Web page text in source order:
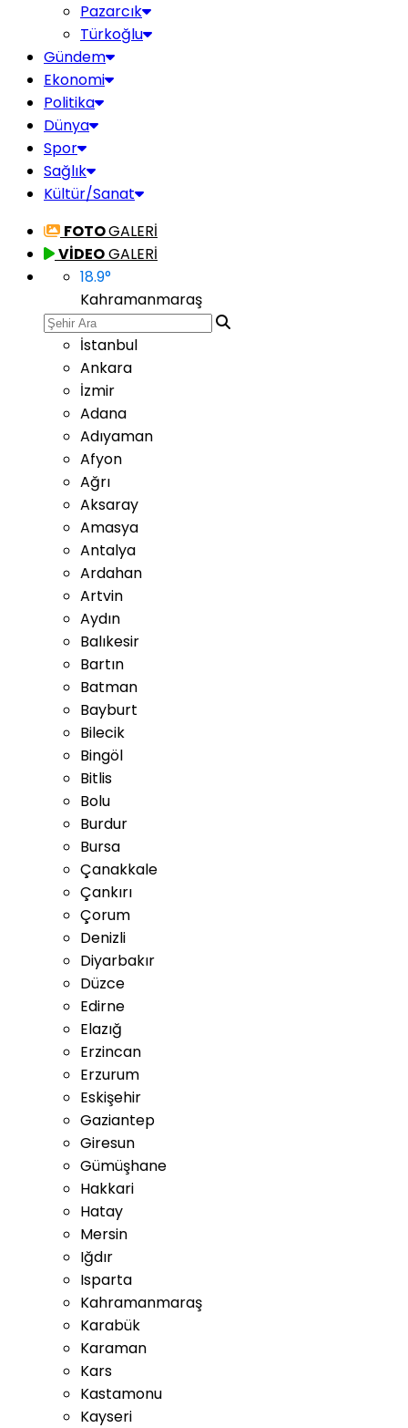
Pazarcık
Türkoğlu
Gündem
Ekonomi
Politika
Dünya
Spor
Sağlık
Kültür/Sanat
FOTOGALERİ
VİDEOGALERİ
18.9°
Kahramanmaraş
İstanbul
Ankara
İzmir
Adana
Adıyaman
Afyon
Ağrı
Aksaray
Amasya
Antalya
Ardahan
Artvin
Aydın
Balıkesir
Bartın
Batman
Bayburt
Bilecik
Bingöl
Bitlis
Bolu
Burdur
Bursa
Çanakkale
Çankırı
Çorum
Denizli
Diyarbakır
Düzce
Edirne
Elazığ
Erzincan
Erzurum
Eskişehir
Gaziantep
Giresun
Gümüşhane
Hakkari
Hatay
Mersin
Iğdır
Isparta
Kahramanmaraş
Karabük
Karaman
Kars
Kastamonu
Kayseri